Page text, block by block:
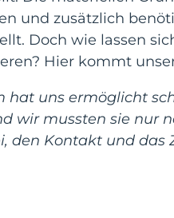
und zusätzlich
Doch wie lassen
Hier kommt
hat uns ermöglicht
wir mussten sie nur
den Kontakt und